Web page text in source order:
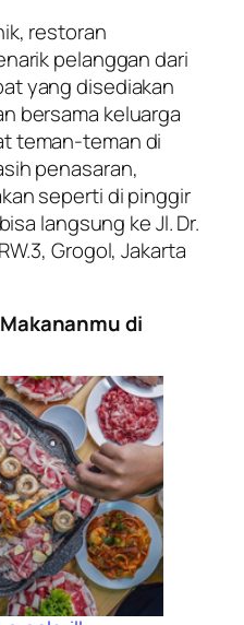
restoran
pelanggan dari
yang disediakan
bersama keluarga
teman-teman di
penasaran,
seperti di pinggir
langsung ke Jl. Dr.
Grogol, Jakarta
di